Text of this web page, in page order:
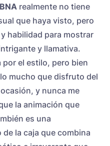
BNA realmente no tiene
que haya visto, pero
habilidad para mostrar
y llamativa.
por el estilo, pero bien
mucho que disfruto del
y nunca me
la animación que
es una
la caja que combina